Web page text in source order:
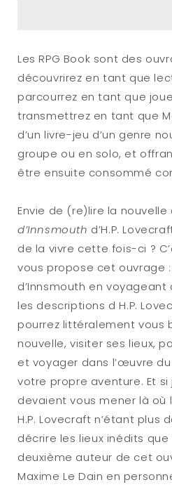
Le
Pacte
d&#39;Innsmouth
Le
Pacte
Les RPG Book sont des
découvrirez en tant que
parcourrez en tant que
transmettrez en tant que
d’un livre-jeu d’un genre
groupe ou en solo, et
être ensuite consommé
Envie de (re)lire la nouvelle
d’Innsmouth d’H.P.
de la vivre cette fois-ci ?
vous propose cet ouvrage
d’Innsmouth en
les descriptions d H.P.
pourrez littéralement vous
nouvelle, visiter ses lieux,
et voyager dans l’œuvre
votre propre aventure. Et
devaient vous mener là où
H.P. Lovecraft n’étant plus
décrire les lieux inédits
deuxième auteur de cet
Maxime Le Dain en